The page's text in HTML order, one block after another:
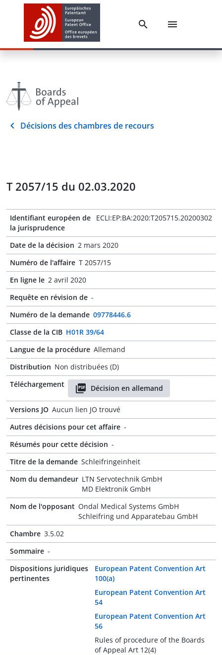
Décisions des chambres de recours
T 2057/15 du 02.03.2020
Identifiant européen de
la jurisprudence
ECLI:EP:BA:2020:T205715.20200302
Date de la décision 2 mars 2020
Numéro de l'affaire T 2057/15
En ligne le 2 avril 2020
Requête en révision de -
Numéro de la demande 09778446.6
Classe de la CIB H01R 39/64
Langue de la procédure Allemand
Distribution Non distribuées (D)
Téléchargement
Décision en allemand
Versions JO Aucun lien JO trouvé
Autres décisions pour cet affaire -
Résumés pour cette décision -
Titre de la demande Schleifringeinheit
Nom du demandeur LTN Servotechnik GmbH
MD Elektronik GmbH
Nom de l'opposant Ondal Medical Systems GmbH
Schleifring und Apparatebau GmbH
Chambre 3.5.02
Sommaire -
Dispositions juridiques
pertinentes
European Patent Convention Art
100(a)
European Patent Convention Art
54
European Patent Convention Art
56
Rules of procedure of the Boards
of Appeal Art 12(4)